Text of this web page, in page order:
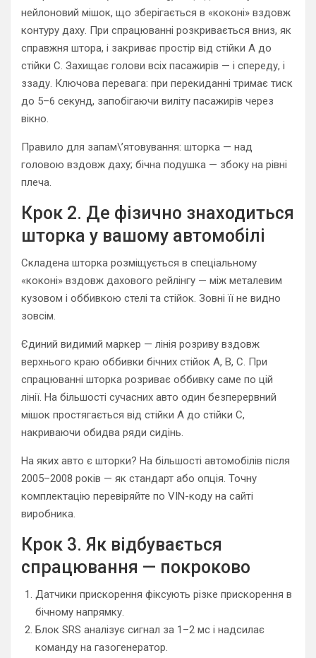
нейлоновий мішок, що зберігається в «коконі» вздовж
контуру даху. При спрацюванні розкривається вниз, як
справжня штора, і закриває простір від стійки A до
стійки C. Захищає голови всіх пасажирів — і спереду, і
ззаду. Ключова перевага: при перекиданні тримає тиск
до 5–6 секунд, запобігаючи виліту пасажирів через
вікно.
Правило для запам\’ятовування: шторка — над
головою вздовж даху; бічна подушка — збоку на рівні
плеча.
Крок 2. Де фізично знаходиться
шторка у вашому автомобілі
Складена шторка розміщується в спеціальному
«коконі» вздовж дахового рейлінгу — між металевим
кузовом і оббивкою стелі та стійок. Зовні її не видно
зовсім.
Єдиний видимий маркер — лінія розриву вздовж
верхнього краю оббивки бічних стійок A, B, C. При
спрацюванні шторка розриває оббивку саме по цій
лінії. На більшості сучасних авто один безперервний
мішок простягається від стійки A до стійки C,
накриваючи обидва ряди сидінь.
На яких авто є шторки? На більшості автомобілів після
2005–2008 років — як стандарт або опція. Точну
комплектацію перевіряйте по VIN-коду на сайті
виробника.
Крок 3. Як відбувається
спрацювання — покроково
Датчики прискорення фіксують різке прискорення в
бічному напрямку.
Блок SRS аналізує сигнал за 1–2 мс і надсилає
команду на газогенератор.